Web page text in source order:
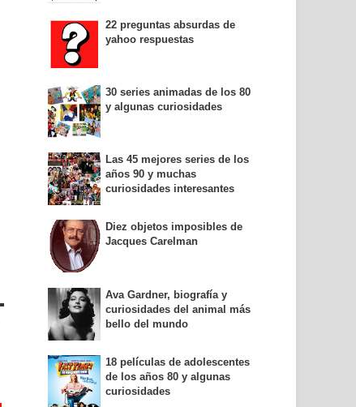
22 preguntas absurdas de
yahoo respuestas
30 series animadas de los 80
y algunas curiosidades
Las 45 mejores series de los
años 90 y muchas
curiosidades interesantes
Diez objetos imposibles de
Jacques Carelman
Ava Gardner, biografía y
curiosidades del animal más
bello del mundo
18 películas de adolescentes
de los años 80 y algunas
curiosidades